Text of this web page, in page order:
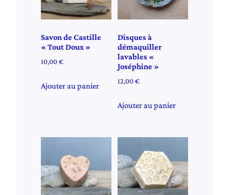
Savon de Castille
« Tout Doux »
10,00€
Ajouter au panier
Disques à
démaquiller
lavables «
Joséphine »
12,00€
Ajouter au panier